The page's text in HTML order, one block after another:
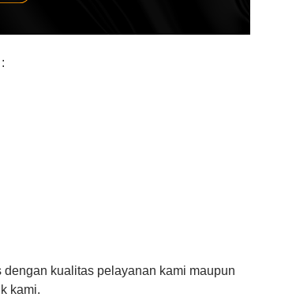
dengan kualitas pelayanan kami maupun
kami.